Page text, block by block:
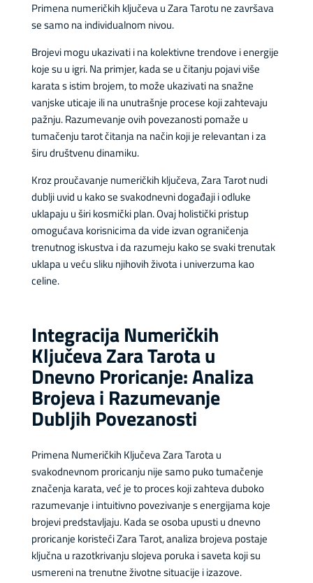
Primena numeričkih ključeva u Zara Tarotu ne završava
se samo na individualnom nivou.
Brojevi mogu ukazivati i na kolektivne trendove i energije
koje su u igri. Na primjer, kada se u čitanju pojavi više
karata s istim brojem, to može ukazivati na snažne
vanjske uticaje ili na unutrašnje procese koji zahtevaju
pažnju. Razumevanje ovih povezanosti pomaže u
tumačenju tarot čitanja na način koji je relevantan i za
širu društvenu dinamiku.
Kroz proučavanje numeričkih ključeva, Zara Tarot nudi
dublji uvid u kako se svakodnevni događaji i odluke
uklapaju u širi kosmički plan. Ovaj holistički pristup
omogućava korisnicima da vide izvan ograničenja
trenutnog iskustva i da razumeju kako se svaki trenutak
uklapa u veću sliku njihovih života i univerzuma kao
celine.
Integracija Numeričkih
Ključeva Zara Tarota u
Dnevno Proricanje: Analiza
Brojeva i Razumevanje
Dubljih Povezanosti
Primena Numeričkih Ključeva Zara Tarota u
svakodnevnom proricanju nije samo puko tumačenje
značenja karata, već je to proces koji zahteva duboko
razumevanje i intuitivno povezivanje s energijama koje
brojevi predstavljaju. Kada se osoba upusti u dnevno
proricanje koristeći Zara Tarot, analiza brojeva postaje
ključna u razotkrivanju slojeva poruka i saveta koji su
usmereni na trenutne životne situacije i izazove.